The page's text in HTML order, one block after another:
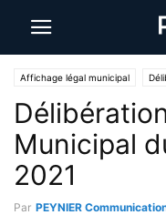
Affichage légal municipal
Municipal
2021
Par PEYNIER